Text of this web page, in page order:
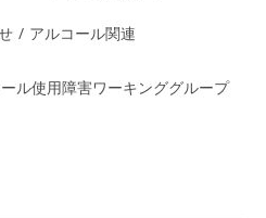
/ アルコール関連
ル使用障害ワーキンググループ